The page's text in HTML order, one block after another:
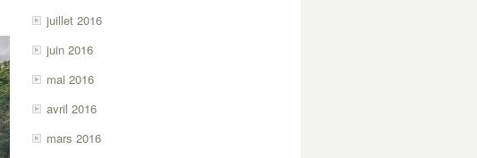
juillet 2016
juin 2016
mai 2016
avril 2016
mars 2016